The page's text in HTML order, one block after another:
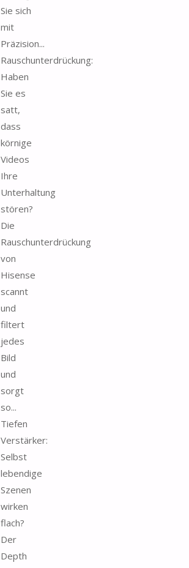
Sie sich
mit
Präzision...
Rauschunterdrückung:
Haben
Sie es
satt,
dass
körnige
Videos
Ihre
Unterhaltung
stören?
Die
Rauschunterdrückung
von
Hisense
scannt
und
filtert
jedes
Bild
und
sorgt
so...
Tiefen
Verstärker:
Selbst
lebendige
Szenen
wirken
flach?
Der
Depth